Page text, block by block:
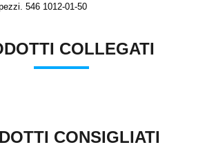
546 1012-01-50
COLLEGATI
CONSIGLIATI